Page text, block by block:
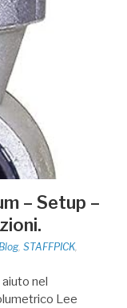
– Setup –
Blog, STAFFPICK,
nel
Lee